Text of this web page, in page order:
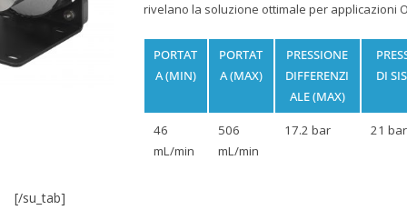
rivelano la soluzione ottimale per applicazioni
PORTAT
A (MIN)
PORTAT
A (MAX)
PRESSIONE
DIFFERENZI
ALE (MAX)
DI
46
mL/min
506
mL/min
17.2 bar 21 bar
[/su_tab]